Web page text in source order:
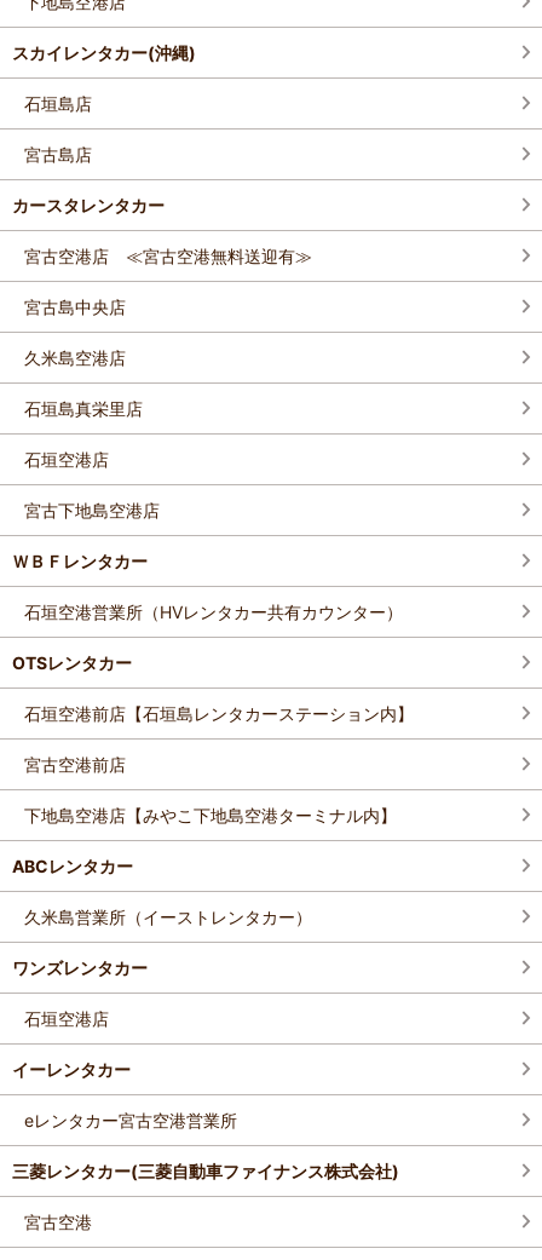
スカイレンタカー(沖縄)
石垣島店
宮古島店
カースタレンタカー
宮古空港店 ≪宮古空港無料送迎有≫
宮古島中央店
久米島空港店
石垣島真栄里店
石垣空港店
宮古下地島空港店
ＷＢＦレンタカー
石垣空港営業所（HVレンタカー共有カウンター）
OTSレンタカー
石垣空港前店【石垣島レンタカーステーション内】
宮古空港前店
下地島空港店【みやこ下地島空港ターミナル内】
ABCレンタカー
久米島営業所（イーストレンタカー）
ワンズレンタカー
石垣空港店
イーレンタカー
eレンタカー宮古空港営業所
三菱レンタカー(三菱自動車ファイナンス株式会社)
宮古空港